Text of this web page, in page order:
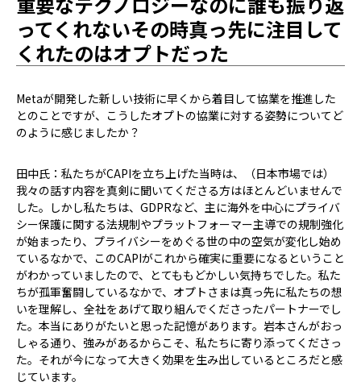
ってくれないその時真っ先に注目して
くれたのはオプトだった
――Metaが開発した新しい技術に早くから着目して協業を推進した
とのことですが、こうしたオプトの協業に対する姿勢についてど
のように感じましたか？
田中氏：私たちがCAPIを立ち上げた当時は、（日本市場では）
我々の話す内容を真剣に聞いてくださる方はほとんどいませんで
した。しかし私たちは、GDPRなど、主に海外を中心にプライバ
シー保護に関する法規制やプラットフォーマー主導での規制強化
が始まったり、プライバシーをめぐる世の中の空気が変化し始め
ているなかで、このCAPIがこれから確実に重要になるということ
がわかっていましたので、とてももどかしい気持ちでした。私た
ちが孤軍奮闘しているなかで、オプトさまは真っ先に私たちの想
いを理解し、全社をあげて取り組んでくださったパートナーでし
た。本当にありがたいと思った記憶があります。岩本さんがおっ
しゃる通り、強みがあるからこそ、私たちに寄り添ってくださっ
た。それが今になって大きく効果を生み出しているところだと感
じています。